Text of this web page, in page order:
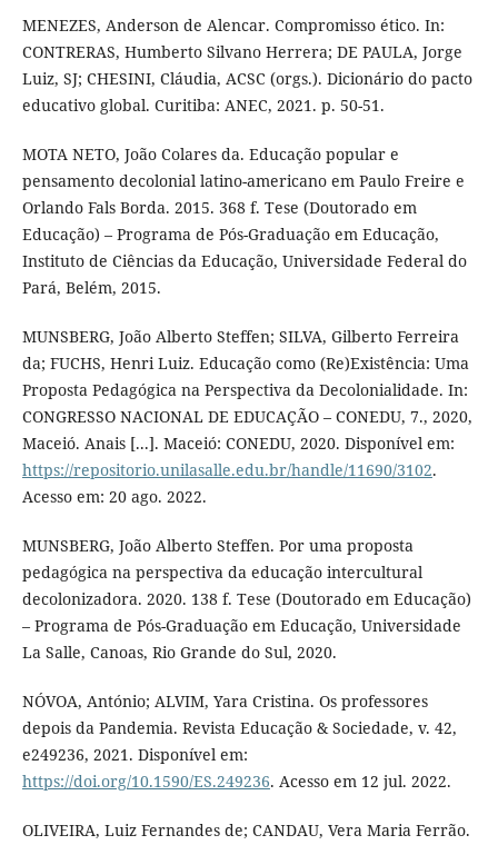
MENEZES, Anderson de Alencar. Compromisso ético. In:
CONTRERAS, Humberto Silvano Herrera; DE PAULA, Jorge
Luiz, SJ; CHESINI, Cláudia, ACSC (orgs.). Dicionário do pacto
educativo global. Curitiba: ANEC, 2021. p. 50-51.
MOTA NETO, João Colares da. Educação popular e
pensamento decolonial latino-americano em Paulo Freire e
Orlando Fals Borda. 2015. 368 f. Tese (Doutorado em
Educação) – Programa de Pós-Graduação em Educação,
Instituto de Ciências da Educação, Universidade Federal do
Pará, Belém, 2015.
MUNSBERG, João Alberto Steffen; SILVA, Gilberto Ferreira
da; FUCHS, Henri Luiz. Educação como (Re)Existência: Uma
Proposta Pedagógica na Perspectiva da Decolonialidade. In:
CONGRESSO NACIONAL DE EDUCAÇÃO – CONEDU, 7., 2020,
Maceió. Anais [...]. Maceió: CONEDU, 2020. Disponível em:
https://repositorio.unilasalle.edu.br/handle/11690/3102.
Acesso em: 20 ago. 2022.
MUNSBERG, João Alberto Steffen. Por uma proposta
pedagógica na perspectiva da educação intercultural
decolonizadora. 2020. 138 f. Tese (Doutorado em Educação)
– Programa de Pós-Graduação em Educação, Universidade
La Salle, Canoas, Rio Grande do Sul, 2020.
NÓVOA, António; ALVIM, Yara Cristina. Os professores
depois da Pandemia. Revista Educação & Sociedade, v. 42,
e249236, 2021. Disponível em:
https://doi.org/10.1590/ES.249236. Acesso em 12 jul. 2022.
OLIVEIRA, Luiz Fernandes de; CANDAU, Vera Maria Ferrão.